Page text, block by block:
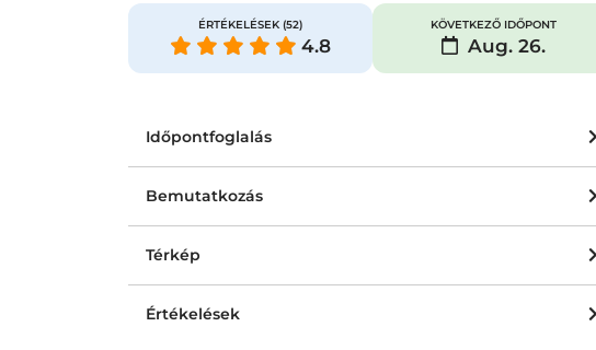
ÉRTÉKELÉSEK (52)
4.8
KÖVETKEZŐ IDŐPONT
Aug. 26.
Időpontfoglalás
Bemutatkozás
Térkép
Értékelések